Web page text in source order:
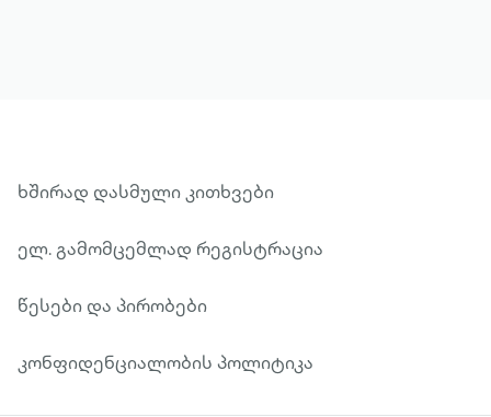
ხშირად დასმული კითხვები
ელ. გამომცემლად რეგისტრაცია
წესები და პირობები
კონფიდენციალობის პოლიტიკა